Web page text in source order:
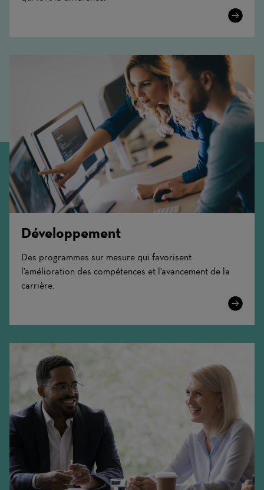
Learn
Développement
Des programmes sur mesure qui favorisent
l'amélioration des compétences et l'avancement de la
carrière.
Learn